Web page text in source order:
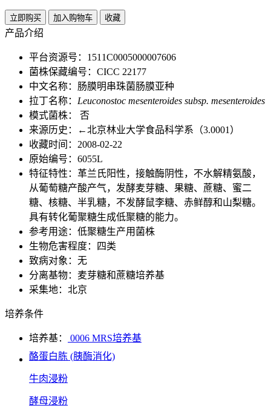
立即购买 加入购物车 收藏
产品介绍
平台资源号：1511C0005000007606
菌株保藏编号：CICC 22177
中文名称：肠膜明串珠菌肠膜亚种
拉丁名称： Leuconostoc mesenteroides subsp. mesenteroides
模式菌株： 否
来源历史：←北京林业大学食品科学系（3.0001）
收藏时间：2008-02-22
原始编号：6055L
特征特性：革兰氏阳性，接触酶阴性，不水解精氨酸，
从葡萄糖产酸产气，发酵麦芽糖、果糖、蔗糖、蜜二
糖、核糖、半乳糖，不发酵鼠李糖、赤鲜醇和山梨糖。
具有转化葡聚糖生成低聚糖的能力。
参考用途：低聚糖生产用菌株
生物危害程度：四类
致病对象：无
分离基物：麦芽糖和蔗糖培养基
采集地：北京
培养条件
培养基：
0006 MRS培养基
酪蛋白胨 (胰酶消化)
牛肉浸粉
酵母浸粉